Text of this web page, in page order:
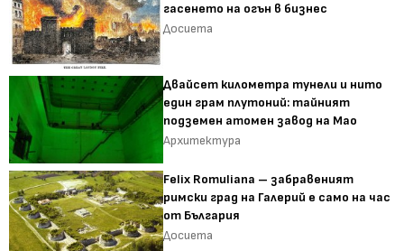
гасенето на огън в бизнес
Досиета
Двайсет километра тунели и нито
един грам плутоний: тайният
подземен атомен завод на Мао
Архитектура
Felix Romuliana – забравеният
римски град на Галерий е само на час
от България
Досиета